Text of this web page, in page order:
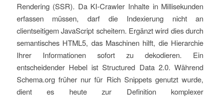
Rendering (SSR). Da KI-Crawler Inhalte in Millisekunden
erfassen müssen, darf die Indexierung nicht an
clientseitigem JavaScript scheitern. Ergänzt wird dies durch
semantisches HTML5, das Maschinen hilft, die Hierarchie
Ihrer Informationen sofort zu dekodieren. Ein
entscheidender Hebel ist Structured Data 2.0. Während
Schema.org früher nur für Rich Snippets genutzt wurde,
dient es heute zur Definition komplexer